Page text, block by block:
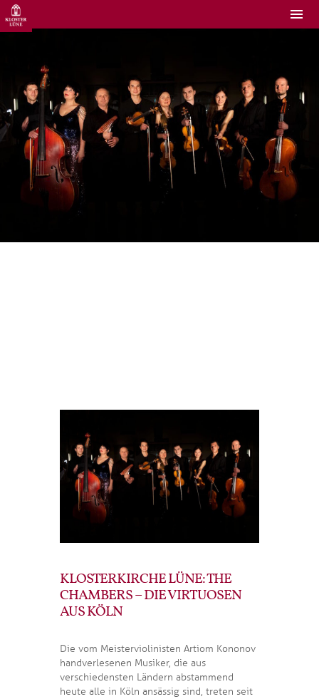
KLOSTERKIRCHE LÜNE: THE
CHAMBERS – DIE VIRTUOSEN
AUS KÖLN
Die vom Meisterviolinisten Artiom Kononov
handverlesenen Musiker, die aus
verschiedensten Ländern abstammend
heute alle in Köln ansässig sind, treten seit